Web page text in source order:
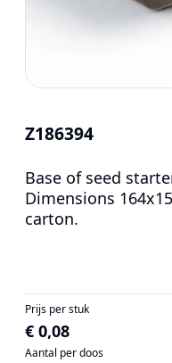
Z186394
Base of seed
Dimensions
carton.
Prijs per stuk
€ 0,08
Aantal per doos